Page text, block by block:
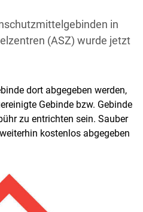
in
(ASZ) wurde jetzt
dort abgegeben werden,
Gebinde bzw. Gebinde
zu entrichten sein. Sauber
kostenlos abgegeben